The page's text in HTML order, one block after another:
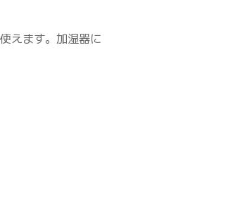
えます。加湿器に